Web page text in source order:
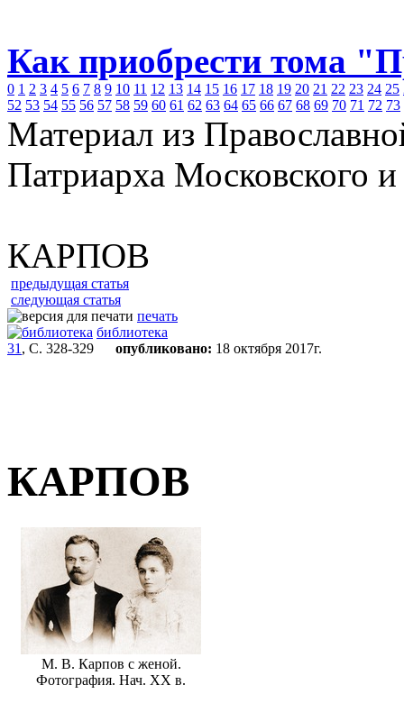
Как приобрести тома
0 1 2 3 4 5 6 7 8 9 10 11 12 13 14 15 16 17 18 19 20 21 22 23 24 25
52 53 54 55 56 57 58 59 60 61 62 63 64 65 66 67 68 69 70 71 72 73
Материал из
Патриарха Московского
КАРПОВ
предыдущая статья
следующая статья
печать
библиотека
31 , С. 328-329 опубликовано: 18 октября 2017г.
КАРПОВ
М. В. Карпов с женой.
Фотография. Нач. XX в.